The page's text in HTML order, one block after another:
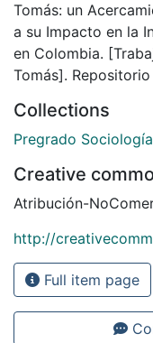
Tomás: un
a su Impacto en la
en Colombia.
Tomás].
Collections
Pregrado Sociología
Creative
Atribución-
http://
Full item page